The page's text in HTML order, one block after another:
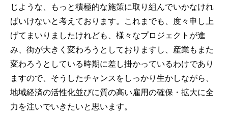
じような、もっと積極的な施策に取り組んでいかなけれ
ばいけないと考えております。これまでも、度々申し上
げてまいりましたけれども、様々なプロジェクトが進
み、街が大きく変わろうとしておりますし、産業もまた
変わろうとしている時期に差し掛かっているわけであり
ますので、そうしたチャンスをしっかり生かしながら、
地域経済の活性化並びに質の高い雇用の確保・拡大に全
力を注いでいきたいと思います。